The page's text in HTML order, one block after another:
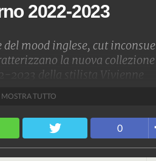
2022-2023
mood inglese, cut
la nuova collezione
2023 della stilista Vivienne
138.079 foto
MOSTRA TUTTO
0